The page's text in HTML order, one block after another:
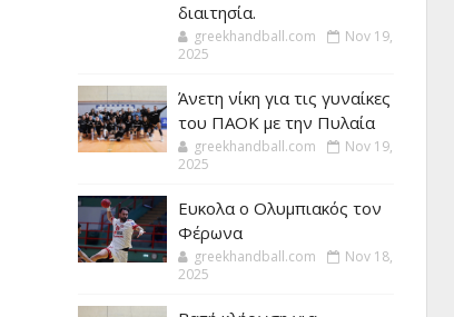
διαιτησία.
greekhandball.com
Nov 19,
2025
Άνετη νίκη για τις γυναίκες
του ΠΑΟΚ με την Πυλαία
greekhandball.com
Nov 19,
2025
Ευκολα ο Ολυμπιακός τον
Φέρωνα
greekhandball.com
Nov 18,
2025